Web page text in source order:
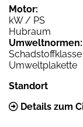
Motor:
kW / PS
Hubraum
Umweltnormen:
Schadstoffklasse
Umweltplakette
Standort
Details zum